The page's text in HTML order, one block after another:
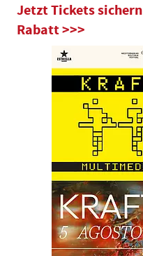
Jetzt Tickets sichern
Rabatt >>>